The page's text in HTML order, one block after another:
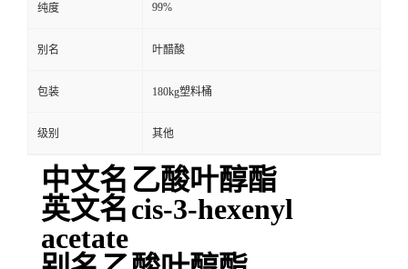
纯度 99%
别名 叶醋酸
包装 180kg塑料桶
级别 其他
中文名 乙酸叶醇酯
英文名cis-3-hexenyl
acetate